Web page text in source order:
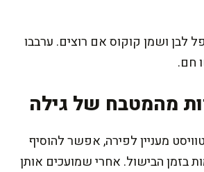
לבן ושמן קוקוס אם רוצים. ערבבו
חם.
מהמטבח של גילה
מעניין לפירה, אפשר להוסיף
בזמן הבישול. אחרי שמועכים אותן